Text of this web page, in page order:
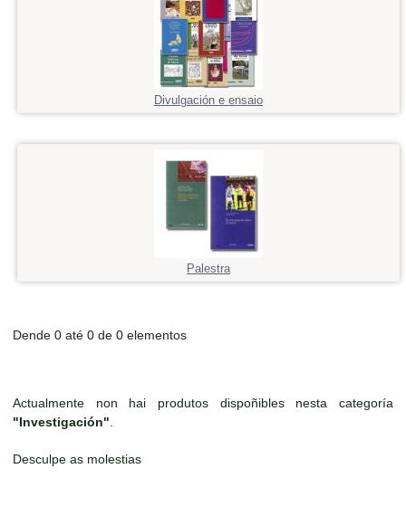
Divulgación e ensaio
Palestra
Dende 0 até 0 de 0 elementos
Actualmente non hai produtos dispoñibles nesta categoría
"Investigación"
Desculpe as molestias